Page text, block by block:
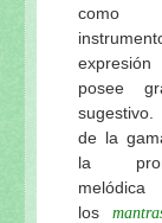
como
posee
sugestivo.
de la
la
los